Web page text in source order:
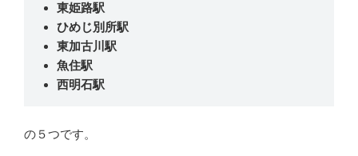
東姫路駅
ひめじ別所駅
東加古川駅
魚住駅
西明石駅
の５つです。